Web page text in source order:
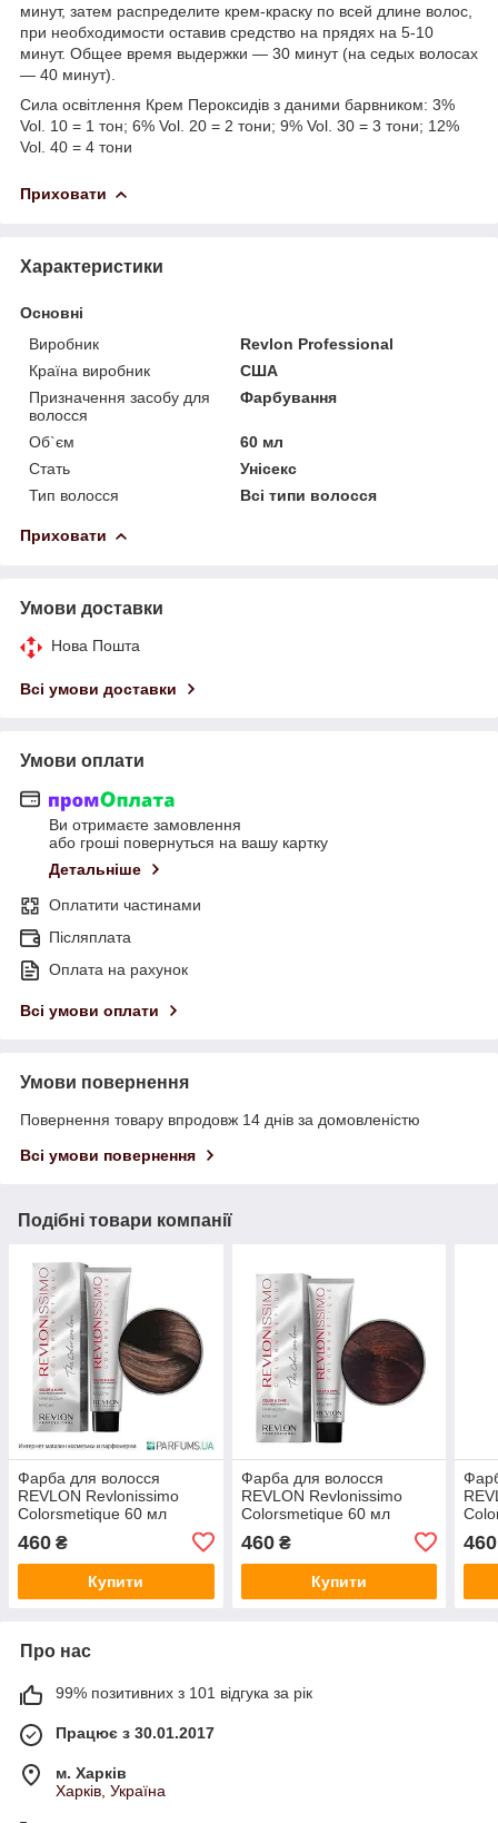
минут, затем распределите крем-краску по всей длине волос,
при необходимости оставив средство на прядях на 5-10
минут. Общее время выдержки — 30 минут (на седых волосах
— 40 минут).
Сила освітлення Крем Пероксидів з даними барвником: 3%
Vol. 10 = 1 тон; 6% Vol. 20 = 2 тони; 9% Vol. 30 = 3 тони; 12%
Vol. 40 = 4 тони
Приховати
Характеристики
Основні
Виробник
Revlon Professional
Країна виробник
США
Призначення засобу для
волосся
Фарбування
Об`єм
60 мл
Стать
Унісекс
Тип волосся
Всі типи волосся
Приховати
Умови доставки
Нова Пошта
Всі умови доставки
Умови оплати
Ви отримаєте замовлення
або гроші повернуться на вашу картку
Детальніше
Оплатити частинами
Післяплата
Оплата на рахунок
Всі умови оплати
Умови повернення
Повернення товару впродовж 14 днів за домовленістю
Всі умови повернення
Подібні товари компанії
Фарба для волосся
REVLON Revlonissimo
Colorsmetique 60 мл
460 ₴
Купити
Фарба для волосся
REVLON Revlonissimo
Colorsmetique 60 мл
№66.40 Темний блондин
насичений мідний
460₴
Купити
460
Про нас
99% позитивних з 101 відгука за рік
Працює з 30.01.2017
м. Харків
Харків, Україна